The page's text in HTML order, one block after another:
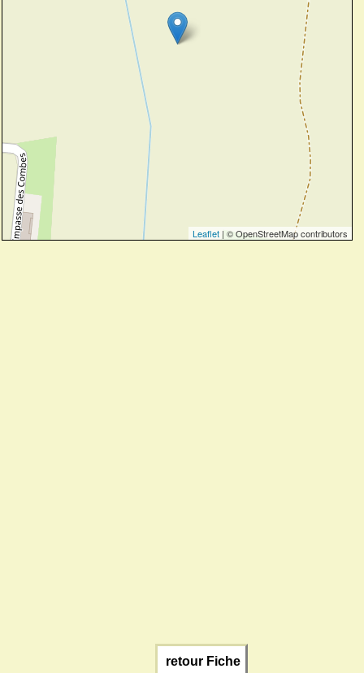
Leaflet | © OpenStreetMap contributors
retour Fiche